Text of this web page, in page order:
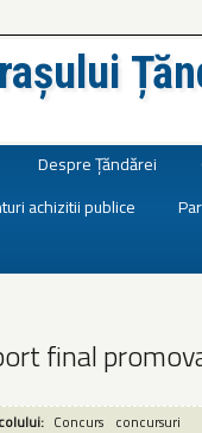
Despre Țăndărei
achizitii publice
final
Concurs concursuri